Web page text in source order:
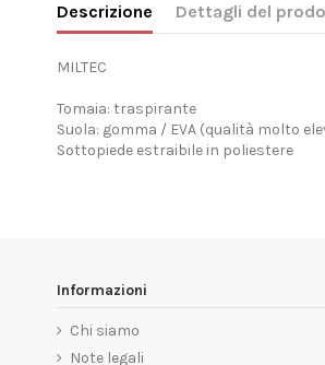
Descrizione Dettagli del
MILTEC
Tomaia: traspirante
Suola: gomma / EVA (qualità molto
Sottopiede estraibile in poliestere
Informazioni
Chi siamo
Note legali